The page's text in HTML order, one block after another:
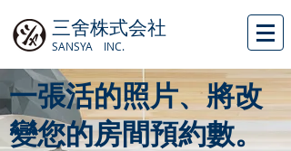
三舍株式会社
SANSYA INC.
一張活的照片、將改
變您的房間預約數。